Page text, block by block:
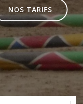
NOS TARIFS